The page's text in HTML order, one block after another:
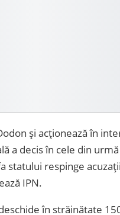
și acționează în
a decis în cele din
respinge
IPN.
în străinătate